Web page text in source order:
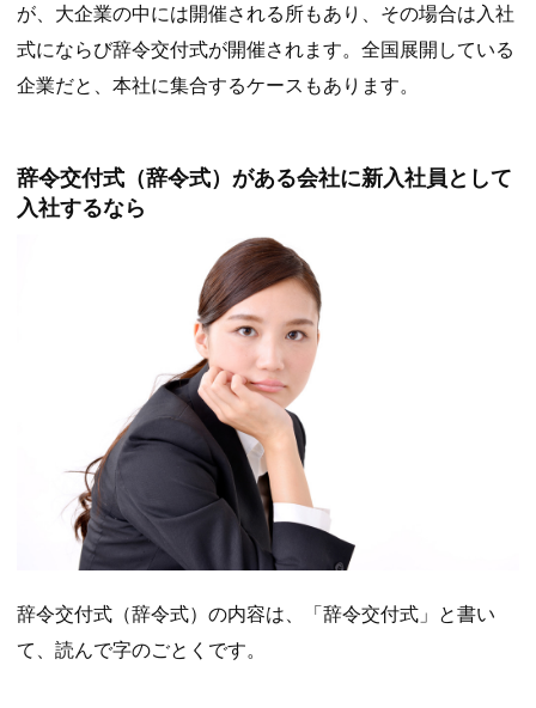
が、大企業の中には開催される所もあり、その場合は入社
式にならび辞令交付式が開催されます。全国展開している
企業だと、本社に集合するケースもあります。
辞令交付式（辞令式）がある会社に新入社員として
入社するなら
辞令交付式（辞令式）の内容は、「辞令交付式」と書い
て、読んで字のごとくです。